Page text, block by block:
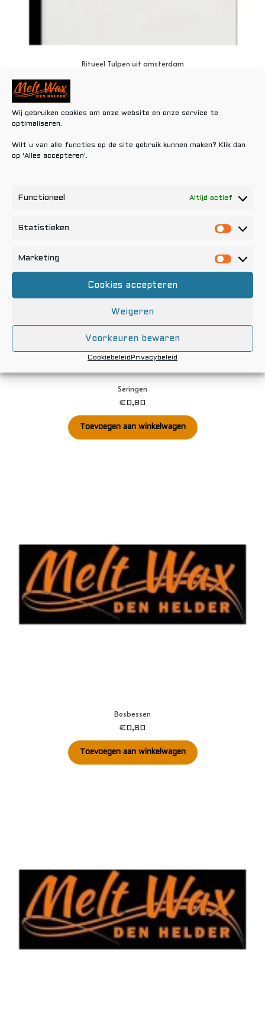
Wij gebruiken cookies om onze website en onze service te
optimaliseren.
Wilt u van alle functies op de site gebruik kunnen maken? Klik dan
op 'Alles accepteren'.
Functioneel Altijd actief
Statistieken
Marketing
Cookies accepteren
Weigeren
Voorkeuren bewaren
CookiebeleidPrivacybeleid
Ritueel Tulpen uit amsterdam
Seringen
€0,80
Toevoegen aan winkelwagen
Bosbessen
€0,80
Toevoegen aan winkelwagen